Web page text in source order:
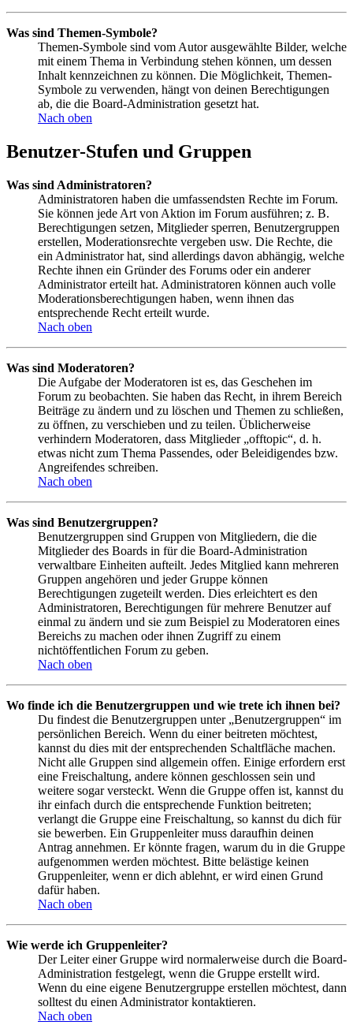
Was sind Themen-Symbole?
Themen-Symbole sind vom Autor ausgewählte Bilder, welche
mit einem Thema in Verbindung stehen können, um dessen
Inhalt kennzeichnen zu können. Die Möglichkeit, Themen-
Symbole zu verwenden, hängt von deinen Berechtigungen
ab, die die Board-Administration gesetzt hat.
Nach oben
Benutzer-Stufen und Gruppen
Was sind Administratoren?
Administratoren haben die umfassendsten Rechte im Forum.
Sie können jede Art von Aktion im Forum ausführen; z. B.
Berechtigungen setzen, Mitglieder sperren, Benutzergruppen
erstellen, Moderationsrechte vergeben usw. Die Rechte, die
ein Administrator hat, sind allerdings davon abhängig, welche
Rechte ihnen ein Gründer des Forums oder ein anderer
Administrator erteilt hat. Administratoren können auch volle
Moderationsberechtigungen haben, wenn ihnen das
entsprechende Recht erteilt wurde.
Nach oben
Was sind Moderatoren?
Die Aufgabe der Moderatoren ist es, das Geschehen im
Forum zu beobachten. Sie haben das Recht, in ihrem Bereich
Beiträge zu ändern und zu löschen und Themen zu schließen,
zu öffnen, zu verschieben und zu teilen. Üblicherweise
verhindern Moderatoren, dass Mitglieder „offtopic“, d. h.
etwas nicht zum Thema Passendes, oder Beleidigendes bzw.
Angreifendes schreiben.
Nach oben
Was sind Benutzergruppen?
Benutzergruppen sind Gruppen von Mitgliedern, die die
Mitglieder des Boards in für die Board-Administration
verwaltbare Einheiten aufteilt. Jedes Mitglied kann mehreren
Gruppen angehören und jeder Gruppe können
Berechtigungen zugeteilt werden. Dies erleichtert es den
Administratoren, Berechtigungen für mehrere Benutzer auf
einmal zu ändern und sie zum Beispiel zu Moderatoren eines
Bereichs zu machen oder ihnen Zugriff zu einem
nichtöffentlichen Forum zu geben.
Nach oben
Wo finde ich die Benutzergruppen und wie trete ich ihnen bei?
Du findest die Benutzergruppen unter „Benutzergruppen“ im
persönlichen Bereich. Wenn du einer beitreten möchtest,
kannst du dies mit der entsprechenden Schaltfläche machen.
Nicht alle Gruppen sind allgemein offen. Einige erfordern erst
eine Freischaltung, andere können geschlossen sein und
weitere sogar versteckt. Wenn die Gruppe offen ist, kannst du
ihr einfach durch die entsprechende Funktion beitreten;
verlangt die Gruppe eine Freischaltung, so kannst du dich für
sie bewerben. Ein Gruppenleiter muss daraufhin deinen
Antrag annehmen. Er könnte fragen, warum du in die Gruppe
aufgenommen werden möchtest. Bitte belästige keinen
Gruppenleiter, wenn er dich ablehnt, er wird einen Grund
dafür haben.
Nach oben
Wie werde ich Gruppenleiter?
Der Leiter einer Gruppe wird normalerweise durch die Board-
Administration festgelegt, wenn die Gruppe erstellt wird.
Wenn du eine eigene Benutzergruppe erstellen möchtest, dann
solltest du einen Administrator kontaktieren.
Nach oben